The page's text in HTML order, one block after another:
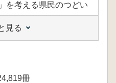
を考える県民のつどい
墓)および佐紀陵山古
見る
冊